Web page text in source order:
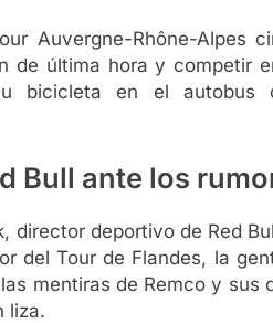
Auvergne-Rhône-Alpes
de última hora y competir
bicicleta en el autobus
Bull ante los
deportivo de Red
del Tour de Flandes, la
mentiras de Remco y sus
liza.